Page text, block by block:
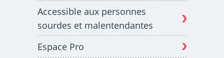
Accessible aux personnes
sourdes et malentendantes
Espace Pro